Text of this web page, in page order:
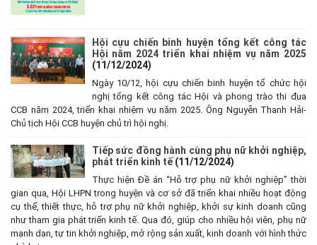
Hội cựu chiến binh huyện tổng kết công tác
Hội năm 2024 triển khai nhiệm vụ năm 2025
(11/12/2024)
Ngày 10/12, hội cựu chiến binh huyện tổ chức hội
nghị tổng kết công tác Hội và phong trào thi đua
CCB năm 2024, triển khai nhiệm vụ năm 2025. Ông Nguyễn Thanh Hải-
Chủ tịch Hội CCB huyện chủ trì hội nghị.
Tiếp sức đồng hành cùng phụ nữ khởi nghiệp,
phát triển kinh tế (11/12/2024)
Thực hiện Đề án “Hỗ trợ phụ nữ khởi nghiệp” thời
gian qua, Hội LHPN trong huyện và cơ sở đã triển khai nhiều hoạt động
cụ thể, thiết thực, hỗ trợ phụ nữ khởi nghiệp, khởi sự kinh doanh cũng
như tham gia phát triển kinh tế. Qua đó, giúp cho nhiều hội viên, phụ nữ
mạnh dạn, tự tin khởi nghiệp, mở rộng sản xuất, kinh doanh với hình thức